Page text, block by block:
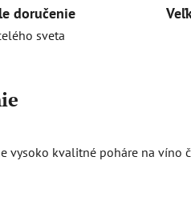
doručenie
sveta
vysoko kvalitné poháre na víno